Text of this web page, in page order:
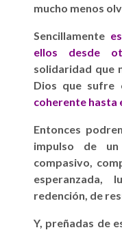
mucho menos
Sencillamente
ellos desde
solidaridad que
Dios que sufre
coherente hasta
Entonces
impulso de
compasivo,
esperanzada,
redención, de
Y, preñadas de